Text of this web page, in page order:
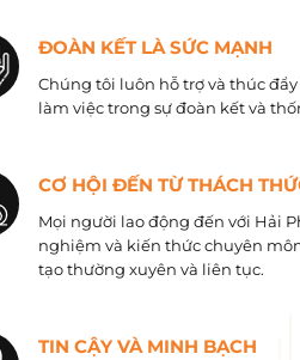
ĐOÀN KẾT LÀ SỨC MẠNH
Chúng tôi luôn hỗ trợ và thúc
làm việc trong sự đoàn kết và
CƠ HỘI ĐẾN TỪ THÁCH
Mọi người lao động đến với Hải
nghiệm và kiến ​​thức chuyên
tạo thường xuyên và liên tục.
TIN CẬY VÀ MINH BẠCH